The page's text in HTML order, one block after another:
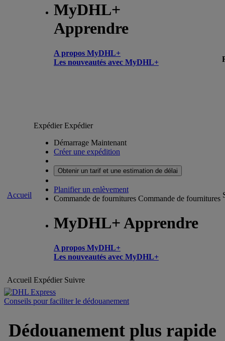
MyDHL+
Apprendre
A propos MyDHL+
Les nouveautés avec MyDHL+
Accueil
ExpédierExpédier
Démarrage Maintenant
Créer une expédition
Obtenir un tarif et une estimation de délai
Planifier un enlèvement
Commande de fournitures Commande de fournitures
MyDHL+ Apprendre
A propos MyDHL+
Les nouveautés avec MyDHL+
Accueil Expédier Suivre
Conseils pour faciliter le dédouanement
Dédouanement plus rapide